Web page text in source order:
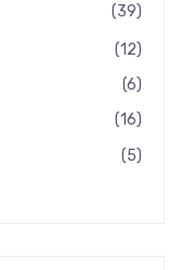
3939
1212
66
1616
55